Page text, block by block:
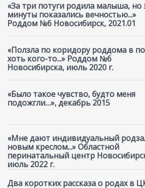
«За три потуги родила малыша, но
минуты показались вечностью...»
Роддом №6 Новосибирск, 2021.01
«Ползла по коридору роддома в
хоть кого-то...» Роддом №6
Новосибирска, июль 2020 г.
«Было такое чувство, будто меня
подожгли…», декабрь 2015
«Мне дают индивидуальный
новым креслом...» Областной
перинатальный центр
июль 2022 г.
Два коротких рассказа о родах в